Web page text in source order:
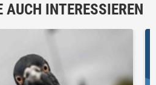
INTERESSIEREN